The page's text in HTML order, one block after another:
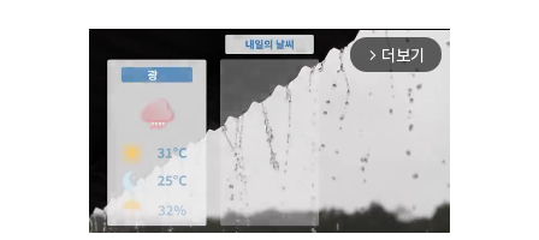
arrow_forward_ios 더보기